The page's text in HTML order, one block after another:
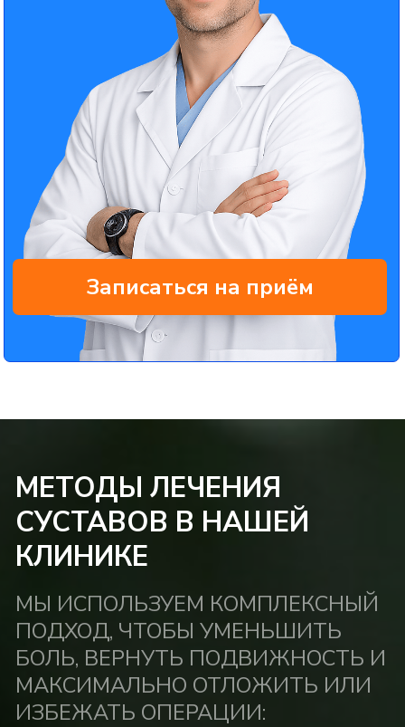
ВОПРОСЫ, КОТОРЫЕ НАМ
ЗАДАЁТ ПОЧТИ КАЖДЫЙ
ПАЦИЕНТ С БОЛЬНЫМИ
СУСТАВАМИ
+7 (353) 243-01-01
Обратный звонок
Блокада Боли